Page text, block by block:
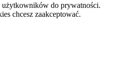
użytkowników do prywatności.
chcesz zaakceptować.